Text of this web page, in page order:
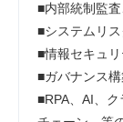
■内部統制監
■システムリ
■情報セキュ
■ガバナンス
■RPA、AI、